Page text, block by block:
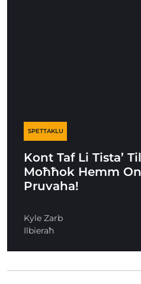
SPETTAKLU
Kont Taf Li Tista’
Moħħok Hemm
Pruvaha!
Kyle Zarb
Ilbieraħ